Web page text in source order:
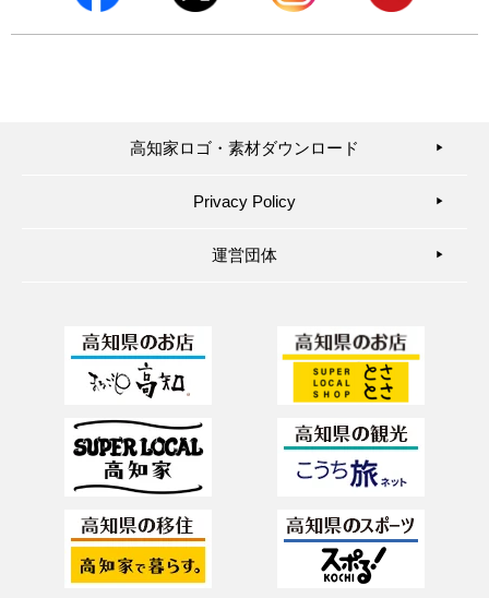
高知家ロゴ・素材ダウンロード ▶︎
Privacy Policy ▶︎
運営団体 ▶︎